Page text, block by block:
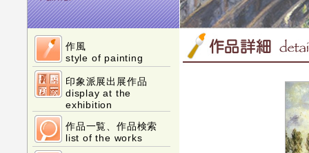
作風
style of painting
印象派展出展作品
display at the
exhibition
作品一覧、作品検索
list of the works